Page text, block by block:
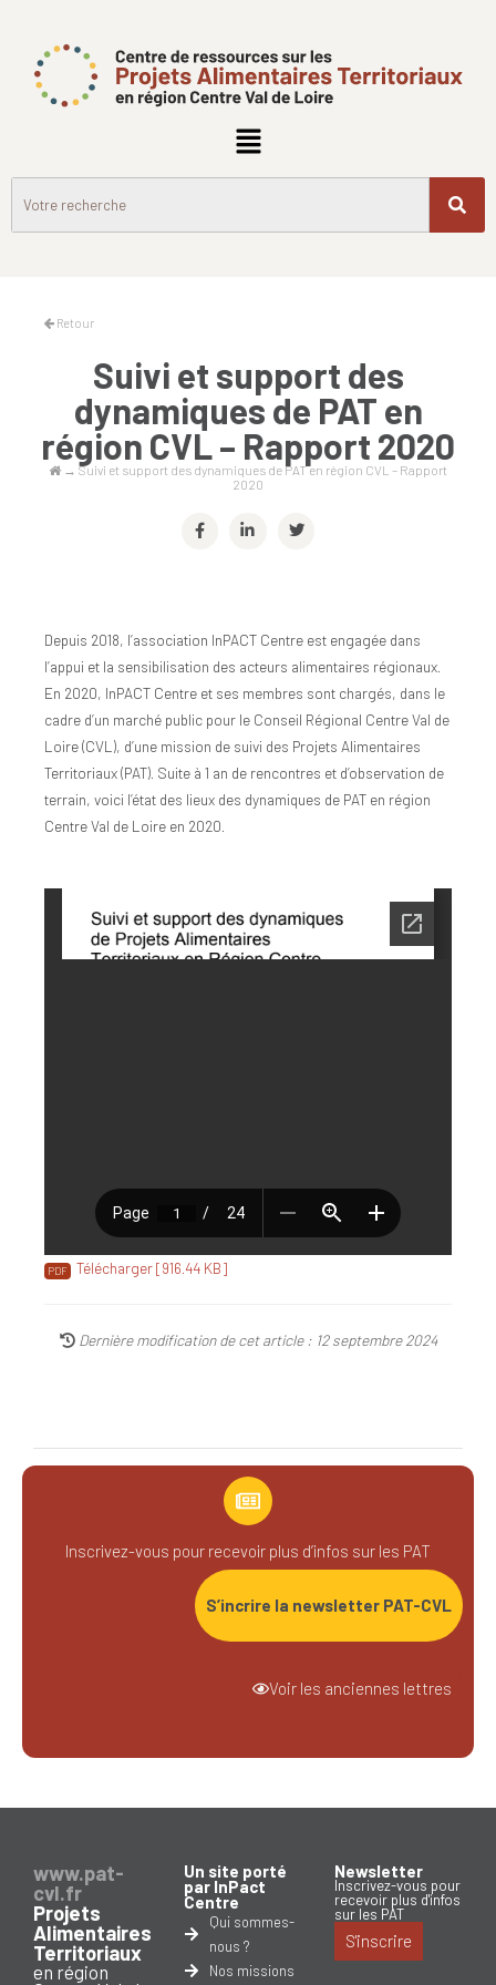
Retour
Suivi et support des
dynamiques de PAT en
région CVL – Rapport 2020
→ Suivi et support des dynamiques de PAT en région CVL – Rapport
2020
Depuis 2018, l’association InPACT Centre est engagée dans
l’appui et la sensibilisation des acteurs alimentaires régionaux.
En 2020, InPACT Centre et ses membres sont chargés, dans le
cadre d’un marché public pour le Conseil Régional Centre Val de
Loire (CVL), d’une mission de suivi des Projets Alimentaires
Territoriaux (PAT). Suite à 1 an de rencontres et d’observation de
terrain, voici l’état des lieux des dynamiques de PAT en région
Centre Val de Loire en 2020.
Télécharger [916.44 KB]
Dernière modification de cet article : 12 septembre 2024
Inscrivez-vous pour recevoir plus d’infos sur les PAT
S’incrire la newsletter PAT-CVL
Voir les anciennes lettres
www.pat-
cvl.fr
Projets
Alimentaires
Territoriaux
en région
Un site porté
par InPact
Centre
Qui sommes-
nous ?
Nos missions
Newsletter
Inscrivez-vous pour
recevoir plus d'infos
sur les PAT
S'inscrire